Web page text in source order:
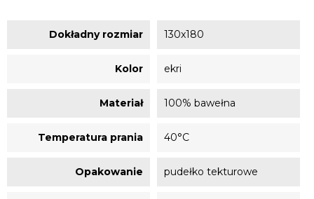
Dokładny rozmiar 130x180
Kolor ekri
Materiał 100% bawełna
Temperatura prania 40°C
Opakowanie pudełko tekturowe